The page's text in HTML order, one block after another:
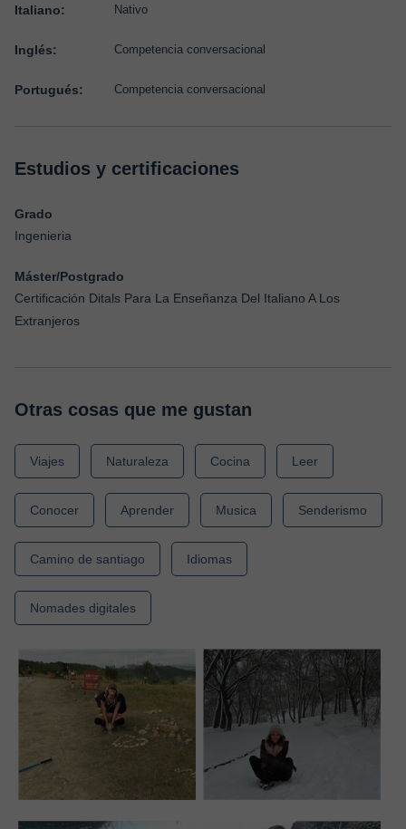
Italiano: Nativo
Inglés: Competencia conversacional
Portugués: Competencia conversacional
Estudios y certificaciones
Grado
Ingenieria
Máster/Postgrado
Certificación Ditals Para La Enseñanza Del Italiano A Los
Extranjeros
Otras cosas que me gustan
Viajes Naturaleza Cocina Leer
Conocer Aprender Musica Senderismo
Camino de santiago Idiomas
Nomades digitales